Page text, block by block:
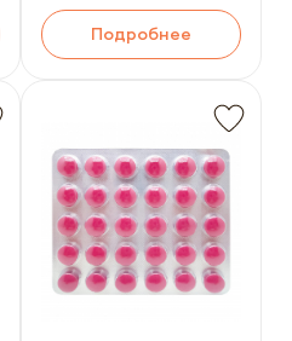
Подробнее